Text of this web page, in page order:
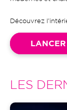
Découvrez
LES
Image